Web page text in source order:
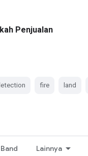
Penjualan
fire land
Band Lainnya